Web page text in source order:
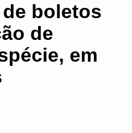
boletos
de
em